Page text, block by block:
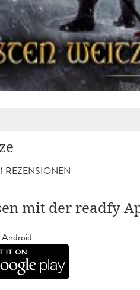
REZENSIONEN
mit der readfy
Android